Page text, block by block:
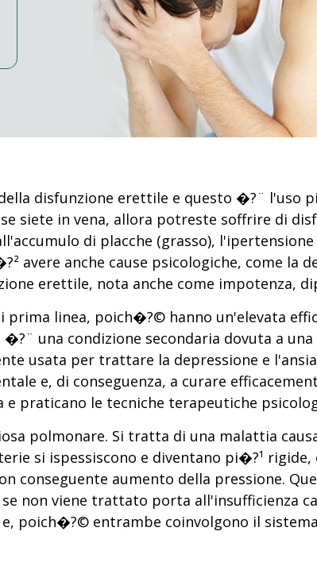
disfunzione erettile e questo �?¨ l'uso
siete in vena, allora potreste soffrire di
di placche (grasso),
anche cause psicologiche, come la
erettile, nota anche come impotenza,
linea, poich�?© hanno un'elevata
una condizione secondaria dovuta a
usata per trattare la depressione e
e, di conseguenza, a curare
praticano le tecniche terapeutiche
polmonare. Si tratta di una malattia
si ispessiscono e diventano pi�?¹
conseguente aumento della pressione.
non viene trattato porta all'insufficienza
poich�?© entrambe coinvolgono il